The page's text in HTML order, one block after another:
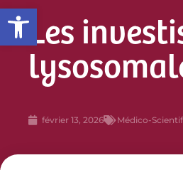
Ouvrir la barre d’outils
Les
février 13, 2026 Médico-